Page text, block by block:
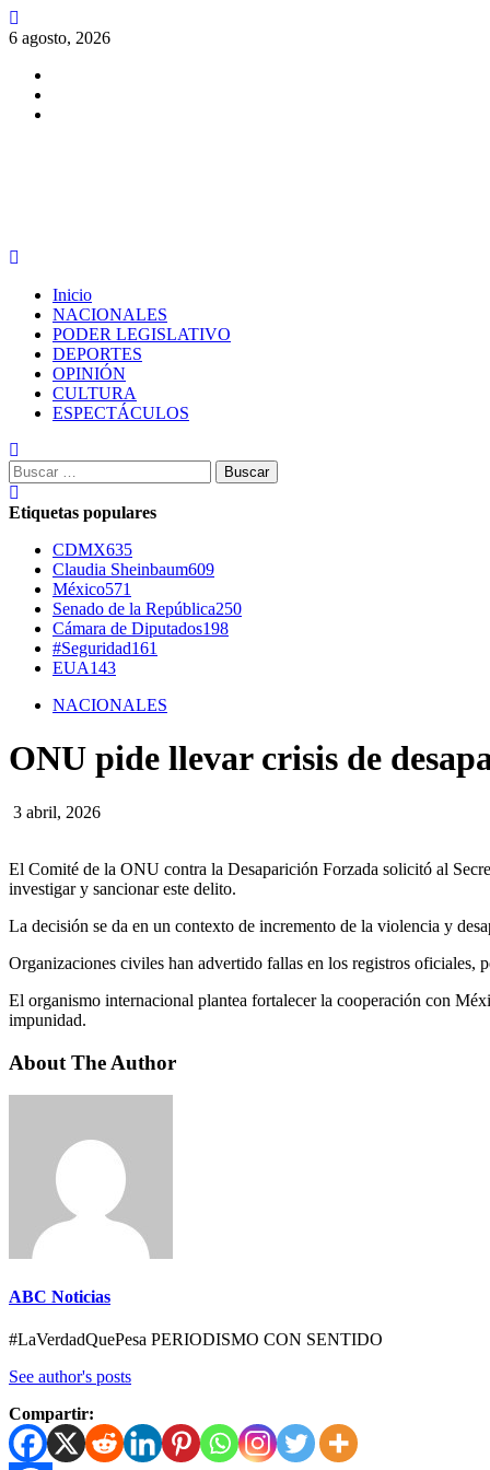
Saltar
al
6 agosto, 2026
Inicio
NACIONALES
PODER LEGISLATIVO
DEPORTES
OPINIÓN
CULTURA
ESPECTÁCULOS
Buscar:
Etiquetas populares
CDMX635
Claudia Sheinbaum609
México571
Senado de la República250
Cámara de Diputados198
#Seguridad161
EUA143
NACIONALES
ONU pide llevar crisis de
3 abril, 2026
El Comité de la ONU contra la Desaparición Forzada solicitó al
investigar y sancionar este delito.
La decisión se da en un contexto de incremento de la violencia y
Organizaciones civiles han advertido fallas en los registros
El organismo internacional plantea fortalecer la cooperación con
impunidad.
About The Author
ABC Noticias
#LaVerdadQuePesa PERIODISMO CON SENTIDO
See author's posts
Compartir: